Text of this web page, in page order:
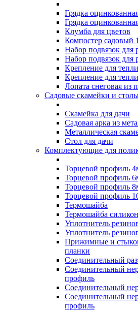
Грядка
Грядка
Клумба для цветов
Компостер садовый
Набор подвязок для
Набор подвязок для
Крепление для
Крепление для
Лопата снеговая из
Садовые скамейки и
Скамейка для дачи
Садовая арка из
Металлическая
Стол для дачи
Комплектующие для
Торцевой профиль
Торцевой профиль
Торцевой профиль
Торцевой профиль
Термошайба
Термошайба
Уплотнитель
Уплотнитель
Прижимные и
планки
Соединительный
Соединительный
профиль
Соединительный
Соединительный
профиль